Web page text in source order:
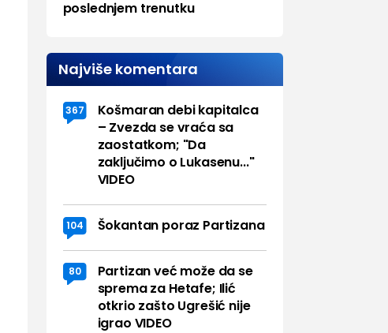
poslednjem trenutku
Najviše komentara
367
Košmaran debi kapitalca
– Zvezda se vraća sa
zaostatkom; "Da
zaključimo o Lukasenu..."
VIDEO
104 Šokantan poraz Partizana
80
Partizan već može da se
sprema za Hetafe; Ilić
otkrio zašto Ugrešić nije
igrao VIDEO